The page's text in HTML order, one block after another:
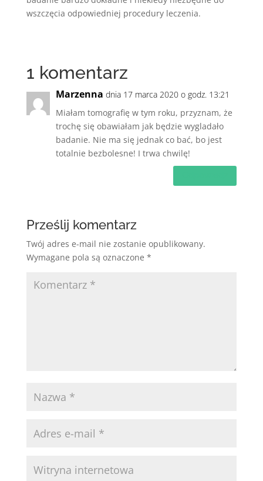
wszczęcia odpowiedniej procedury leczenia.
1 komentarz
Marzenna dnia 17 marca 2020 o godz. 13:21
Miałam tomografię w tym roku, przyznam, że
trochę się obawiałam jak będzie wygladało
badanie. Nie ma się jednak co bać, bo jest
totalnie bezbolesne! I trwa chwilę!
Prześlij komentarz
Twój adres e-mail nie zostanie opublikowany.
Wymagane pola są oznaczone *